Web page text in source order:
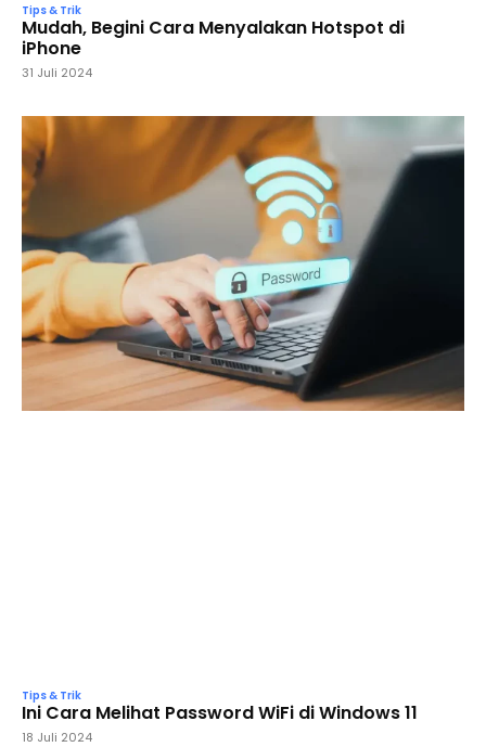
Tips & Trik
Mudah, Begini Cara Menyalakan Hotspot di
iPhone
31 Juli 2024
Tips & Trik
Ini Cara Melihat Password WiFi di Windows 11
18 Juli 2024